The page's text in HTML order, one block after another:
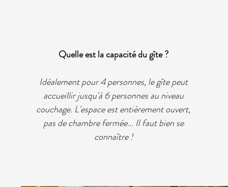
Quelle est la capacité du gîte ?
Idéalement pour 4 personnes, le gîte peut
accueillir jusqu'à 6 personnes au niveau
couchage. L'espace est entièrement ouvert,
pas de chambre fermée... Il faut bien se
connaître !